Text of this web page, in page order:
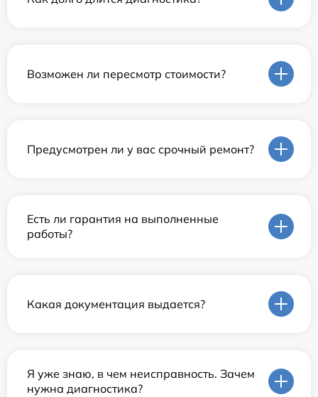
Возможен ли пересмотр стоимости?
Предусмотрен ли у вас срочный ремонт?
Есть ли гарантия на выполненные
работы?
Какая документация выдается?
Я уже знаю, в чем неисправность. Зачем
нужна диагностика?